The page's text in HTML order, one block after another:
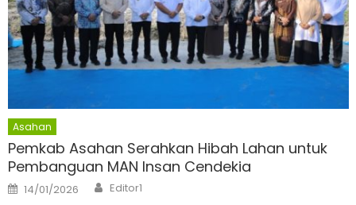
Asahan
Pemkab Asahan Serahkan Hibah Lahan untuk
Pembanguan MAN Insan Cendekia
Posted
on
14/01/2026 Author
Editor1